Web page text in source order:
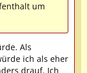
um
Als
ich als eher
drauf. Ich